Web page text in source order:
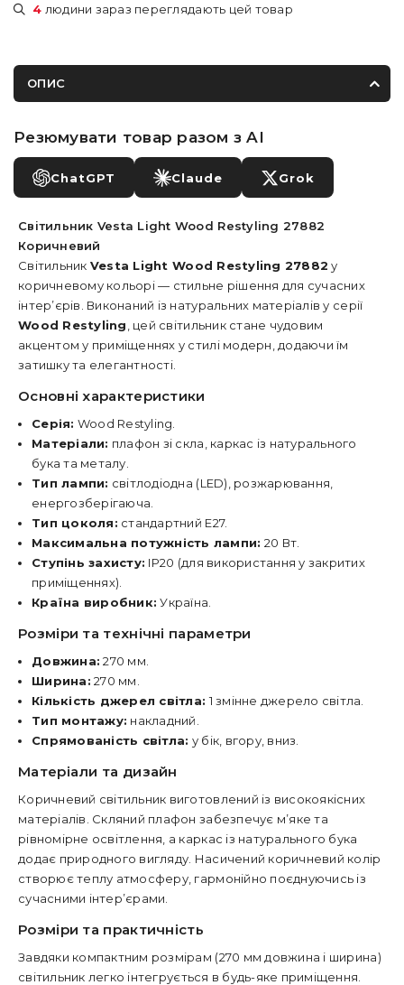
4 людини зараз переглядають цей товар
ОПИС
Резюмувати товар разом з AI
ChatGPT Claude Grok
Світильник Vesta Light Wood Restyling 27882
Коричневий
Світильник Vesta Light Wood Restyling 27882 у
коричневому кольорі — стильне рішення для сучасних
інтер’єрів. Виконаний із натуральних матеріалів у серії
Wood Restyling , цей світильник стане чудовим
акцентом у приміщеннях у стилі модерн, додаючи їм
затишку та елегантності.
Основні характеристики
Серія: Wood Restyling.
Матеріали: плафон зі скла, каркас із натурального
бука та металу.
Тип лампи: світлодіодна (LED), розжарювання,
енергозберігаюча.
Тип цоколя: стандартний E27.
Максимальна потужність лампи: 20 Вт.
Ступінь захисту: IP20 (для використання у закритих
приміщеннях).
Країна виробник: Україна.
Розміри та технічні параметри
Довжина: 270 мм.
Ширина: 270 мм.
Кількість джерел світла: 1 змінне джерело світла.
Тип монтажу: накладний.
Спрямованість світла: у бік, вгору, вниз.
Матеріали та дизайн
Коричневий світильник виготовлений із високоякісних
матеріалів. Скляний плафон забезпечує м’яке та
рівномірне освітлення, а каркас із натурального бука
додає природного вигляду. Насичений коричневий колір
створює теплу атмосферу, гармонійно поєднуючись із
сучасними інтер’єрами.
Розміри та практичність
Завдяки компактним розмірам (270 мм довжина і ширина)
світильник легко інтегрується в будь-яке приміщення.